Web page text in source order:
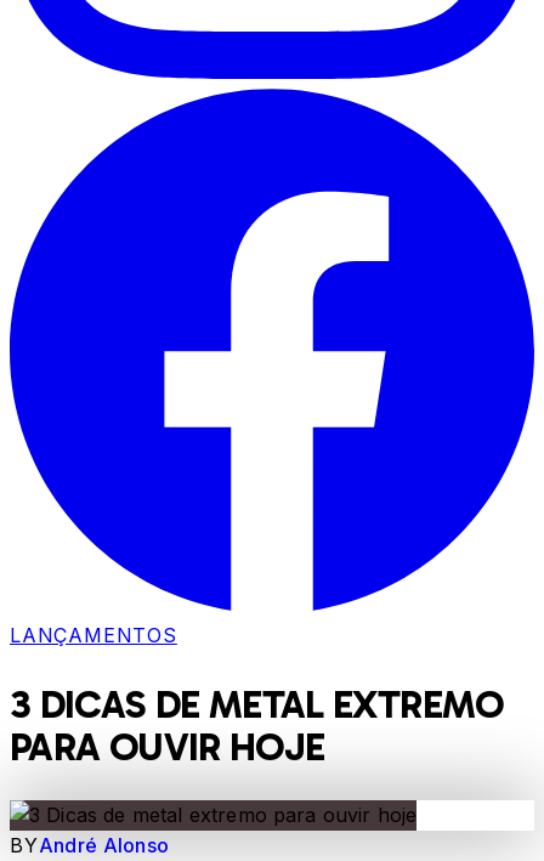
LANÇAMENTOS
3 DICAS DE METAL EXTREMO
PARA OUVIR HOJE
BYAndré Alonso